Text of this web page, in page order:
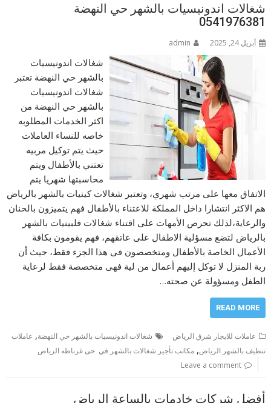
شغالات اندونيسيات بالشهر حي النهضة
0541976381
أبريل 24, 2025 admin
شغالات اندونيسيات
بالشهر حي النهضة تعتبر
شغالات اندونيسيات
بالشهر حي النهضة من
اكثر الخدمات المطلوبه
خاصه للنساء العاملات
حيث يتم توكيل مربيه
تعتني بالأطفال ويتم
محاسبتها شهريا يتم
الاتفاق معها على مرتب شهري، وتعتبر شغالات كينيات بالشهر بالرياض
هم الاكثر انتشارا داخل المملكة للاعتناء بالأطفال فهم يتميزون بالحنان
والرعاية،لذلك تحرص الأمهات على اقتناء شغالات فلبينيات بالشهر
بالرياض لتضع مسؤلية الاطفال على عاتقهم، فهم يقومون بكافة
الأعمال الخاصة بالأطفال ومتخصصون فى هذا الجزء فقط، حيث أن
ربة المنزل لا توكل إليهم أعمال من لية فهى متخصصة فقط لرعاية
الطفل ومسؤولة عن صحته…
READ MORE
عاملات للايجار شرق الرياض شغالات اندونيسيات بالشهر حي النهضة, عاملات
تنظيف بالشهر الرياض,مكاتب تأجير شغالات بالشهر في حى غرناطه الرياض
Leave a comment
أفضل شركات خادمات بالساعة الرياض